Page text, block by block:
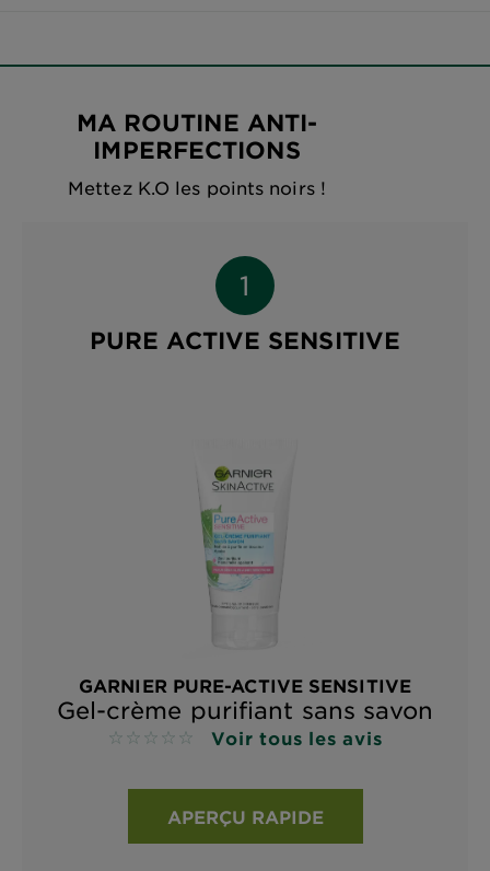
MA ROUTINE ANTI-
IMPERFECTIONS
Mettez K.O les points noirs !
PURE ACTIVE SENSITIVE
GARNIER PURE-ACTIVE SENSITIVE
Gel-crème purifiant sans savon
No reviews Voir tous les avis
APERÇU RAPIDE